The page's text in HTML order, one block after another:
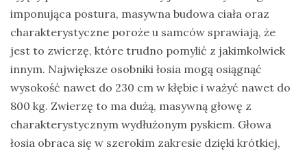
imponująca postura, masywna budowa ciała oraz
charakterystyczne poroże u samców sprawiają, że
jest to zwierzę, które trudno pomylić z jakimkolwiek
innym. Największe osobniki łosia mogą osiągnąć
wysokość nawet do 230 cm w kłębie i ważyć nawet do
800 kg. Zwierzę to ma dużą, masywną głowę z
charakterystycznym wydłużonym pyskiem. Głowa
łosia obraca się w szerokim zakresie dzięki krótkiej,
Ptaki
Ssaki
Wyprawy
TAGI
azja